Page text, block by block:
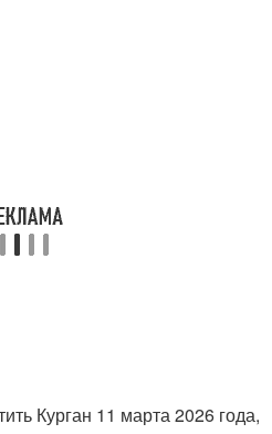
Курган 11 марта 2026 года,